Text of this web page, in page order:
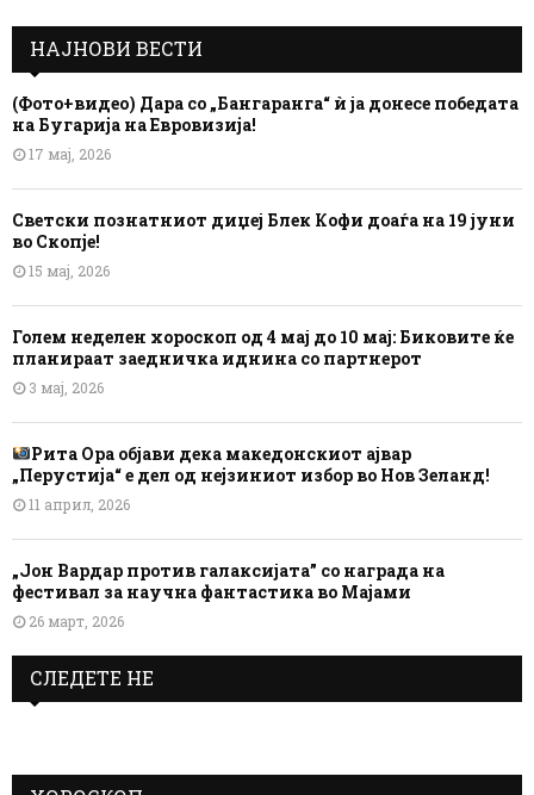
НАЈНОВИ ВЕСТИ
(Фото+видео) Дара со „Бангаранга“ ѝ ја донесе победата
на Бугарија на Евровизија!
17 мај, 2026
Светски познатниот диџеј Блек Кофи доаѓа на 19 јуни
во Скопје!
15 мај, 2026
Голем неделен хороскоп од 4 мај до 10 мај: Биковите ќе
планираат заедничка иднина со партнерот
3 мај, 2026
Рита Ора објави дека македонскиот ајвар
„Перустија“ е дел од нејзиниот избор во Нов Зеланд!
11 април, 2026
„Јон Вардар против галаксијата” со награда на
фестивал за научна фантастика во Мајами
26 март, 2026
СЛЕДЕТЕ НЕ